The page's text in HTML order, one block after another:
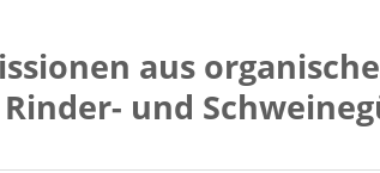
aus
und